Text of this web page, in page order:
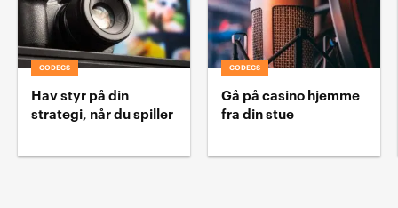
CODECS
Hav styr på din
strategi, når du spiller
CODECS
Gå på casino hjemme
fra din stue